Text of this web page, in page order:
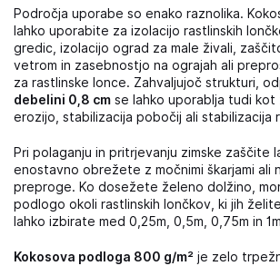
Področja uporabe so enako raznolika.
lahko uporabite za izolacijo rastlinskih
gredic, izolacijo ograd za male živali,
vetrom in zasebnostjo na ograjah ali
za rastlinske lonce. Zahvaljujoč strukturi,
debelini 0,8 cm se lahko uporablja tudi kot
erozijo, stabilizacija pobočij ali stabilizacija
Pri polaganju in pritrjevanju zimske zaščite
enostavno obrežete z močnimi škarjami ali
preproge. Ko dosežete želeno dolžino,
podlogo okoli rastlinskih lončkov, ki jih
lahko izbirate med 0,25m, 0,5m, 0,75m in
Kokosova podloga 800 g/m² je zelo